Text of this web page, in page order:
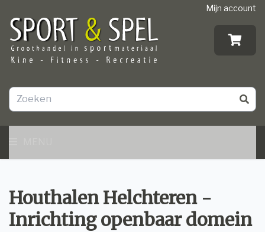
Mijn account
Houthalen Helchteren -
Inrichting openbaar domein